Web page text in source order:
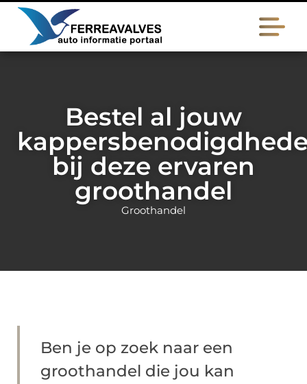
Bestel al jouw
bij deze ervaren
groothandel
Groothandel
Ben je op zoek naar een
groothandel die jou kan